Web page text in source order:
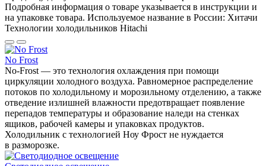
Подробная информация о товаре указывается в инструкции и
на упаковке товара. Используемое название в России: Хитачи
Технологии холодильников Hitachi
No Frost
No-Frost — это технология охлаждения при помощи
циркуляции холодного воздуха. Равномерное распределение
потоков по холодильному и морозильному отделению, а также
отведение излишней влажности предотвращает появление
перепадов температуры и образование наледи на стенках
ящиков, рабочей камеры и упаковках продуктов.
Холодильник с технологией Ноу Фрост не нуждается
в разморозке.